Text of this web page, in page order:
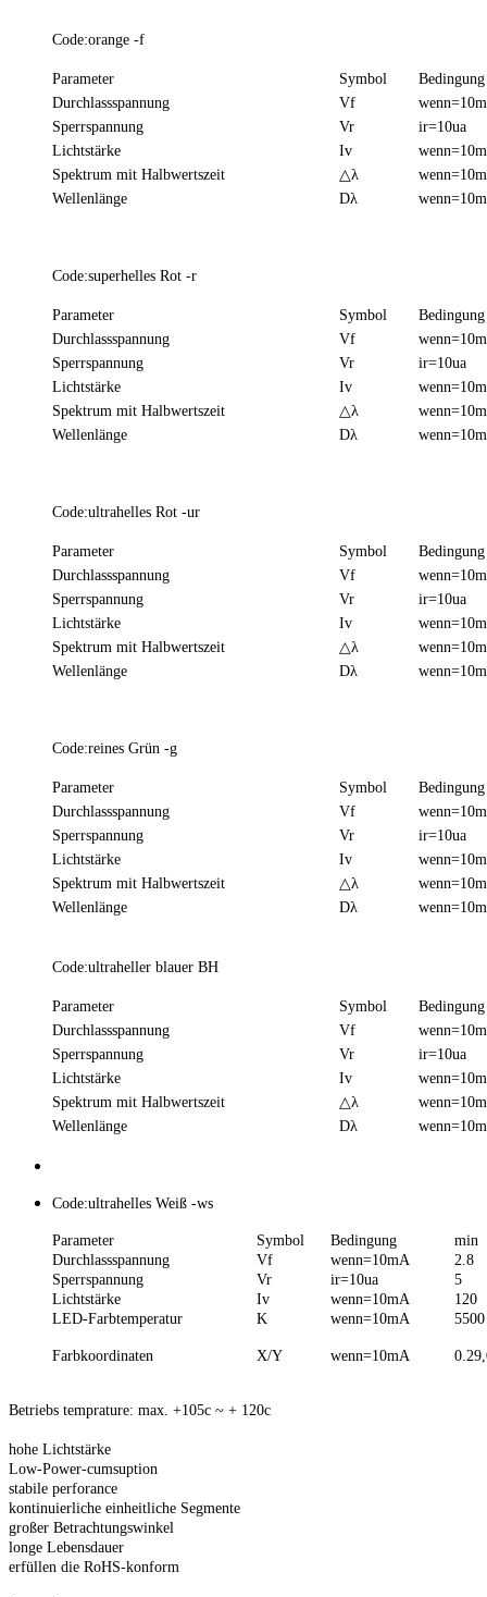
Code:orange -f
Parameter Symbol
Bedingung
Durchlassspannung
Vf
Sperrspannung
Vr
ir=10ua
Lichtstärke
Iv
Spektrum mit Halbwertszeit
△λ
Wellenlänge
Dλ
Code:superhelles Rot -r
Parameter Symbol
Bedingung
Durchlassspannung
Vf
Sperrspannung
Vr
ir=10ua
Lichtstärke
Iv
Spektrum mit Halbwertszeit
△λ
Wellenlänge
Dλ
Code:ultrahelles Rot -ur
Parameter Symbol
Bedingung
Durchlassspannung
Vf
Sperrspannung
Vr
ir=10ua
Lichtstärke
Iv
Spektrum mit Halbwertszeit
△λ
Wellenlänge
Dλ
Code:reines Grün -g
Parameter Symbol
Bedingung
Durchlassspannung
Vf
Sperrspannung
Vr
ir=10ua
Lichtstärke
Iv
Spektrum mit Halbwertszeit
△λ
Wellenlänge
Dλ
Code:ultraheller blauer BH
Parameter Symbol
Bedingung
Durchlassspannung
Vf
Sperrspannung
Vr
ir=10ua
Lichtstärke
Iv
Spektrum mit Halbwertszeit
△λ
Wellenlänge
Dλ
Code:ultrahelles Weiß -ws
Parameter Symbol Bedingung
min
Durchlassspannung
Vf wenn=10mA
2.8
Sperrspannung
Vr ir=10ua
5
Lichtstärke
Iv wenn=10mA
120
LED-Farbtemperatur
K wenn=10mA 5500
Farbkoordinaten X/Y wenn=10mA
Betriebs temprature: max. +105c ~ + 120c
hohe Lichtstärke
Low-Power-cumsuption
stabile perforance
kontinuierliche einheitliche Segmente
großer Betrachtungswinkel
longe Lebensdauer
erfüllen die RoHS-konform